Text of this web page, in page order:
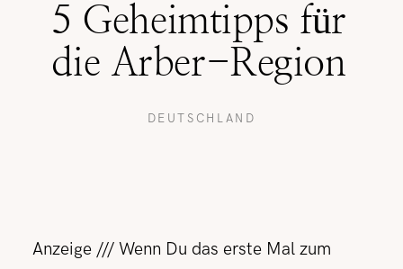
5 Geheimtipps für
die Arber-Region
DEUTSCHLAND
Anzeige /// Wenn Du das erste Mal zum
SHOP